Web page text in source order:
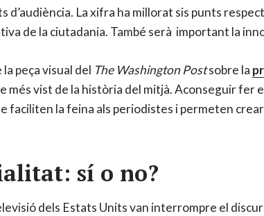
d’audiència. La xifra ha millorat sis punts
de la ciutadania. També serà important la
la peça visual del The Washington Postsobre la
més vist de la història del mitjà. Aconseguir
faciliten la feina als periodistes i permeten
sí o no?
dels Estats Units van interrompre el